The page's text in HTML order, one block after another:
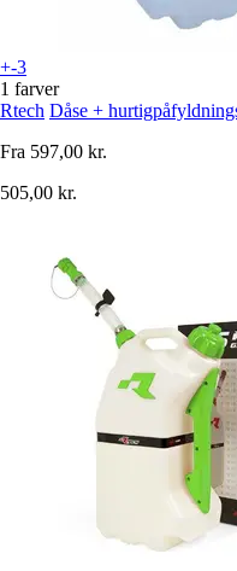
+-3
1 farver
Rtech Dåse +
Fra 597,00 kr.
505,00 kr.